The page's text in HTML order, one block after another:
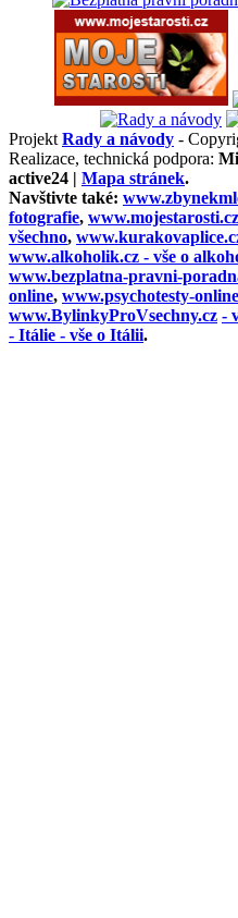
Projekt Rady a návody -
Realizace, technická podpora:
active24 | Mapa stránek.
Navštivte také:
fotografie,
všechno,
www.alkoholik.cz - vše o
www.bezplatna-pravni-
online, www.psychotesty-
www.BylinkyProVsechny.cz -
- Itálie - vše o Itálii.